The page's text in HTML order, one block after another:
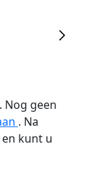
Nog geen
. Na
kunt u